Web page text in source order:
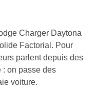
Charger Daytona
Factorial. Pour
parlent depuis des
: on passe des
voiture.